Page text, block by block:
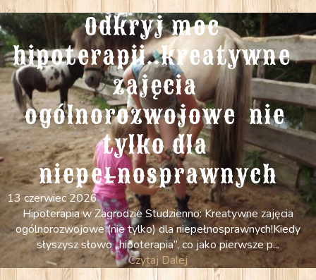
Odkryj moc
hipoterapii..kreatywne
zajęcia
ogólnorozwojowe  nie
tylko dla
niepełnosprawnych
13 czerwiec 2026
Hipoterapia w Zagrodzie Studzienno: Kreatywne zajęcia
ogólnorozwojowe (nie tylko) dla niepełnosprawnych! ​Kiedy
słyszysz słowo „hipoterapia”, co jako pierwsze p...
Czytaj Dalej